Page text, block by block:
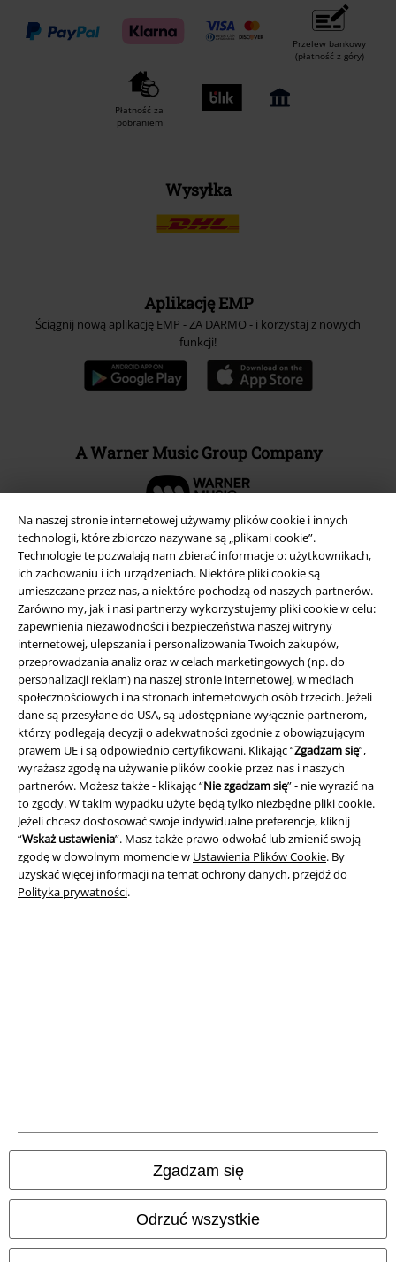
Na naszej stronie internetowej używamy plików cookie i innych
technologii, które zbiorczo nazywane są „plikami cookie”.
Technologie te pozwalają nam zbierać informacje o: użytkownikach,
ich zachowaniu i ich urządzeniach. Niektóre pliki cookie są
umieszczane przez nas, a niektóre pochodzą od naszych partnerów.
Zarówno my, jak i nasi partnerzy wykorzystujemy pliki cookie w celu:
zapewnienia niezawodności i bezpieczeństwa naszej witryny
internetowej, ulepszania i personalizowania Twoich zakupów,
przeprowadzania analiz oraz w celach marketingowych (np. do
personalizacji reklam) na naszej stronie internetowej, w mediach
społecznościowych i na stronach internetowych osób trzecich. Jeżeli
dane są przesyłane do USA, są udostępniane wyłącznie partnerom,
którzy podlegają decyzji o adekwatności zgodnie z obowiązującym
prawem UE i są odpowiednio certyfikowani. Klikając “Zgadzam się”,
wyrażasz zgodę na używanie plików cookie przez nas i naszych
partnerów. Możesz także - klikając “Nie zgadzam się” - nie wyrazić na
to zgody. W takim wypadku użyte będą tylko niezbędne pliki cookie.
Jeżeli chcesz dostosować swoje indywidualne preferencje, kliknij
“Wskaż ustawienia”. Masz także prawo odwołać lub zmienić swoją
zgodę w dowolnym momencie w Ustawienia Plików Cookie. By
uzyskać więcej informacji na temat ochrony danych, przejdź do
Polityka prywatności.
Zgadzam się
Odrzuć wszystkie
Przelew bankowy
(płatność z góry)
Płatność za
pobraniem
Wysyłka
Aplikację EMP
Ściągnij nową aplikację EMP - ZA DARMO - i korzystaj z nowych
funkcji!
A Warner Music Group Company
Informacje prawne
Regulamin
Dane firmy
Polityka prywatności
Unieszkodliwianie odpadów i ochrona środowiska
Deklaracja Zgodności
Sklepy internetowe EMP
EMP International